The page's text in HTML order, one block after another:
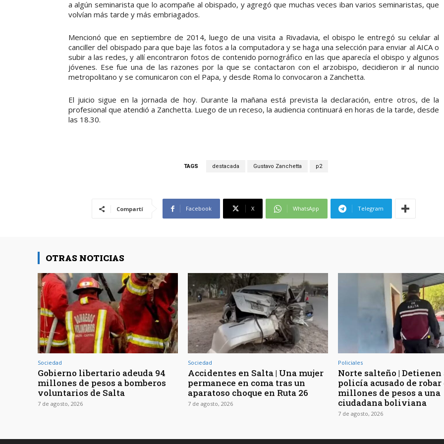
a algún seminarista que lo acompañe al obispado, y agregó que muchas veces iban varios seminaristas, que
volvían más tarde y más embriagados.
Mencionó que en septiembre de 2014, luego de una visita a Rivadavia, el obispo le entregó su celular al
canciller del obispado para que baje las fotos a la computadora y se haga una selección para enviar al AICA o
subir a las redes, y allí encontraron fotos de contenido pornográfico en las que aparecía el obispo y algunos
jóvenes. Ese fue una de las razones por la que se contactaron con el arzobispo, decidieron ir al nuncio
metropolitano y se comunicaron con el Papa, y desde Roma lo convocaron a Zanchetta.
El juicio sigue en la jornada de hoy. Durante la mañana está prevista la declaración, entre otros, de la
profesional que atendió a Zanchetta. Luego de un receso, la audiencia continuará en horas de la tarde, desde
las 18.30.
TAGS destacada Gustavo Zanchetta p2
Compartí Facebook X WhatsApp Telegram
OTRAS NOTICIAS
Sociedad
Gobierno libertario adeuda 94
millones de pesos a bomberos
voluntarios de Salta
7 de agosto, 2026
Sociedad
Accidentes en Salta | Una mujer
permanece en coma tras un
aparatoso choque en Ruta 26
7 de agosto, 2026
Policiales
Norte salteño | Detienen
policía acusado de robar
millones de pesos a una
ciudadana boliviana
7 de agosto, 2026